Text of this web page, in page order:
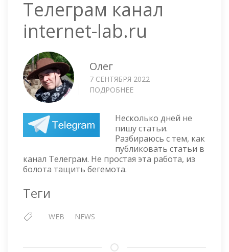
Телеграм канал
internet-lab.ru
Олег
7 СЕНТЯБРЯ 2022
ПОДРОБНЕЕ
INTERNET-
LAB.RU
Несколько дней не
пишу статьи.
Разбираюсь с тем, как
публиковать статьи в
канал Телеграм. Не простая эта работа, из
болота тащить бегемота.
Теги
WEB NEWS